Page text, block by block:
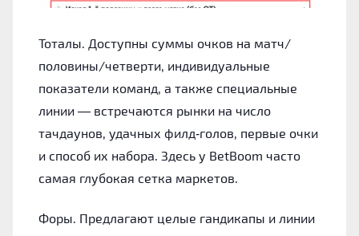
Тоталы. Доступны суммы очков на матч/
половины/четверти, индивидуальные
показатели команд, а также специальные
линии — встречаются рынки на число
тачдаунов, удачных филд‑голов, первые очки
и способ их набора. Здесь у BetBoom часто
самая глубокая сетка маркетов.
Форы. Предлагают целые гандикапы и линии